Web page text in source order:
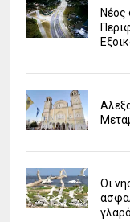
Νέος
Οι